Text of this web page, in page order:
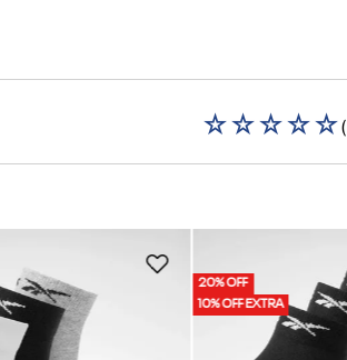
☆☆☆☆☆(
20% OFF
10% OFF EXTRA